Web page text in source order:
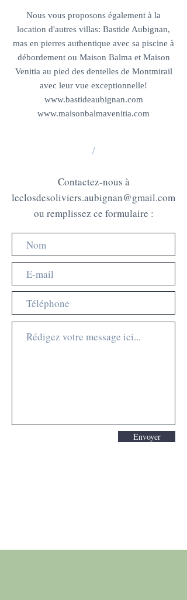
Nous vous proposons également à la
location d'autres villas: Bastide Aubignan,
mas en pierres authentique avec sa piscine à
débordement ou Maison Balma et Maison
Venitia au pied des dentelles de Montmirail
avec leur vue exceptionnelle!
www.bastideaubignan.com
www.maisonbalmavenitia.com
/
Contactez-nous à
leclosdesoliviers.aubignan@gmail.com
ou remplissez ce formulaire :
Envoyer